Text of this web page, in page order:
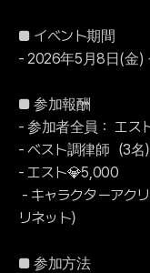
■ イベント期間
- 2026年5月8日(金)
■ 参加報酬
- 参加者全員： エス
- ベスト調律師（3名
- エスト💎5,000
- キャラクターアク
リネット）
■ 参加方法